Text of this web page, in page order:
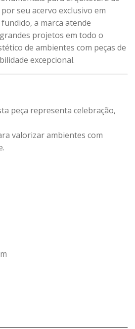
seu acervo exclusivo em
a marca atende
projetos em todo o
de ambientes com peças de
excepcional.
peça representa celebração,
valorizar ambientes com